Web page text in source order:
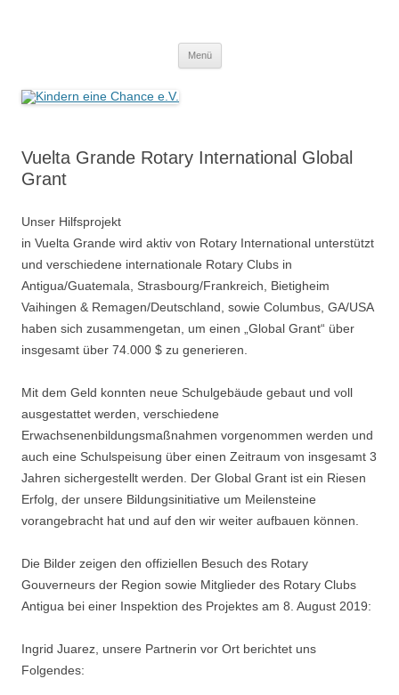
Menü
Vuelta Grande Rotary International Global
Grant
Unser Hilfsprojekt
in Vuelta Grande wird aktiv von Rotary International unterstützt
und verschiedene internationale Rotary Clubs in
Antigua/Guatemala, Strasbourg/Frankreich, Bietigheim
Vaihingen & Remagen/Deutschland, sowie Columbus, GA/USA
haben sich zusammengetan, um einen „Global Grant“ über
insgesamt über 74.000 $ zu generieren.
Mit dem Geld konnten neue Schulgebäude gebaut und voll
ausgestattet werden, verschiedene
Erwachsenenbildungsmaßnahmen vorgenommen werden und
auch eine Schulspeisung über einen Zeitraum von insgesamt 3
Jahren sichergestellt werden. Der Global Grant ist ein Riesen
Erfolg, der unsere Bildungsinitiative um Meilensteine
vorangebracht hat und auf den wir weiter aufbauen können.
Die Bilder zeigen den offiziellen Besuch des Rotary
Gouverneurs der Region sowie Mitglieder des Rotary Clubs
Antigua bei einer Inspektion des Projektes am 8. August 2019:
Ingrid Juarez, unsere Partnerin vor Ort berichtet uns
Folgendes: